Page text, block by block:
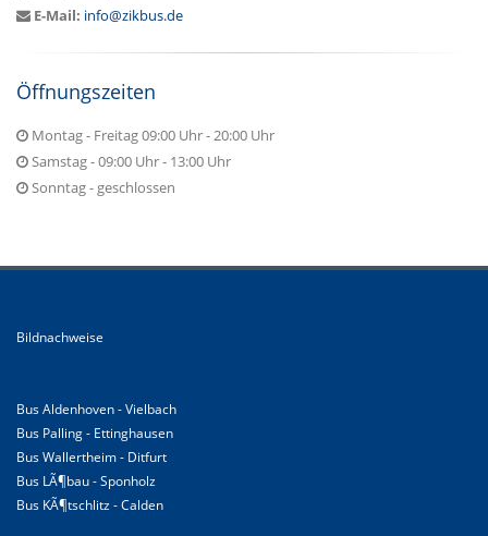
E-Mail: info@zikbus.de
Öffnungszeiten
Montag - Freitag 09:00 Uhr - 20:00 Uhr
Samstag - 09:00 Uhr - 13:00 Uhr
Sonntag - geschlossen
Bildnachweise
Bus Aldenhoven - Vielbach
Bus Palling - Ettinghausen
Bus Wallertheim - Ditfurt
Bus LÃ¶bau - Sponholz
Bus KÃ¶tschlitz - Calden